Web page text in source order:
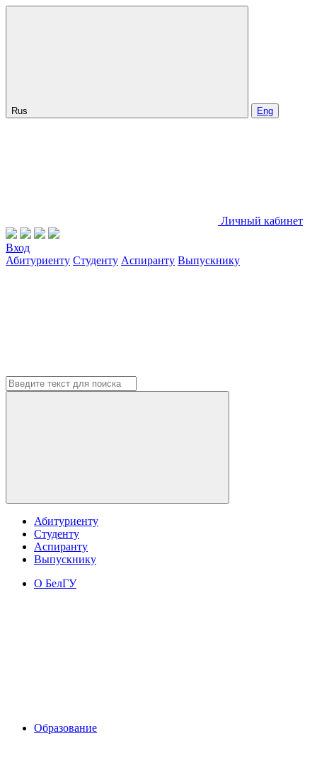
Rus Eng
Личный кабинет
Вход
Абитуриенту Студенту Аспиранту Выпускнику
Абитуриенту
Студенту
Аспиранту
Выпускнику
О БелГУ
Образование